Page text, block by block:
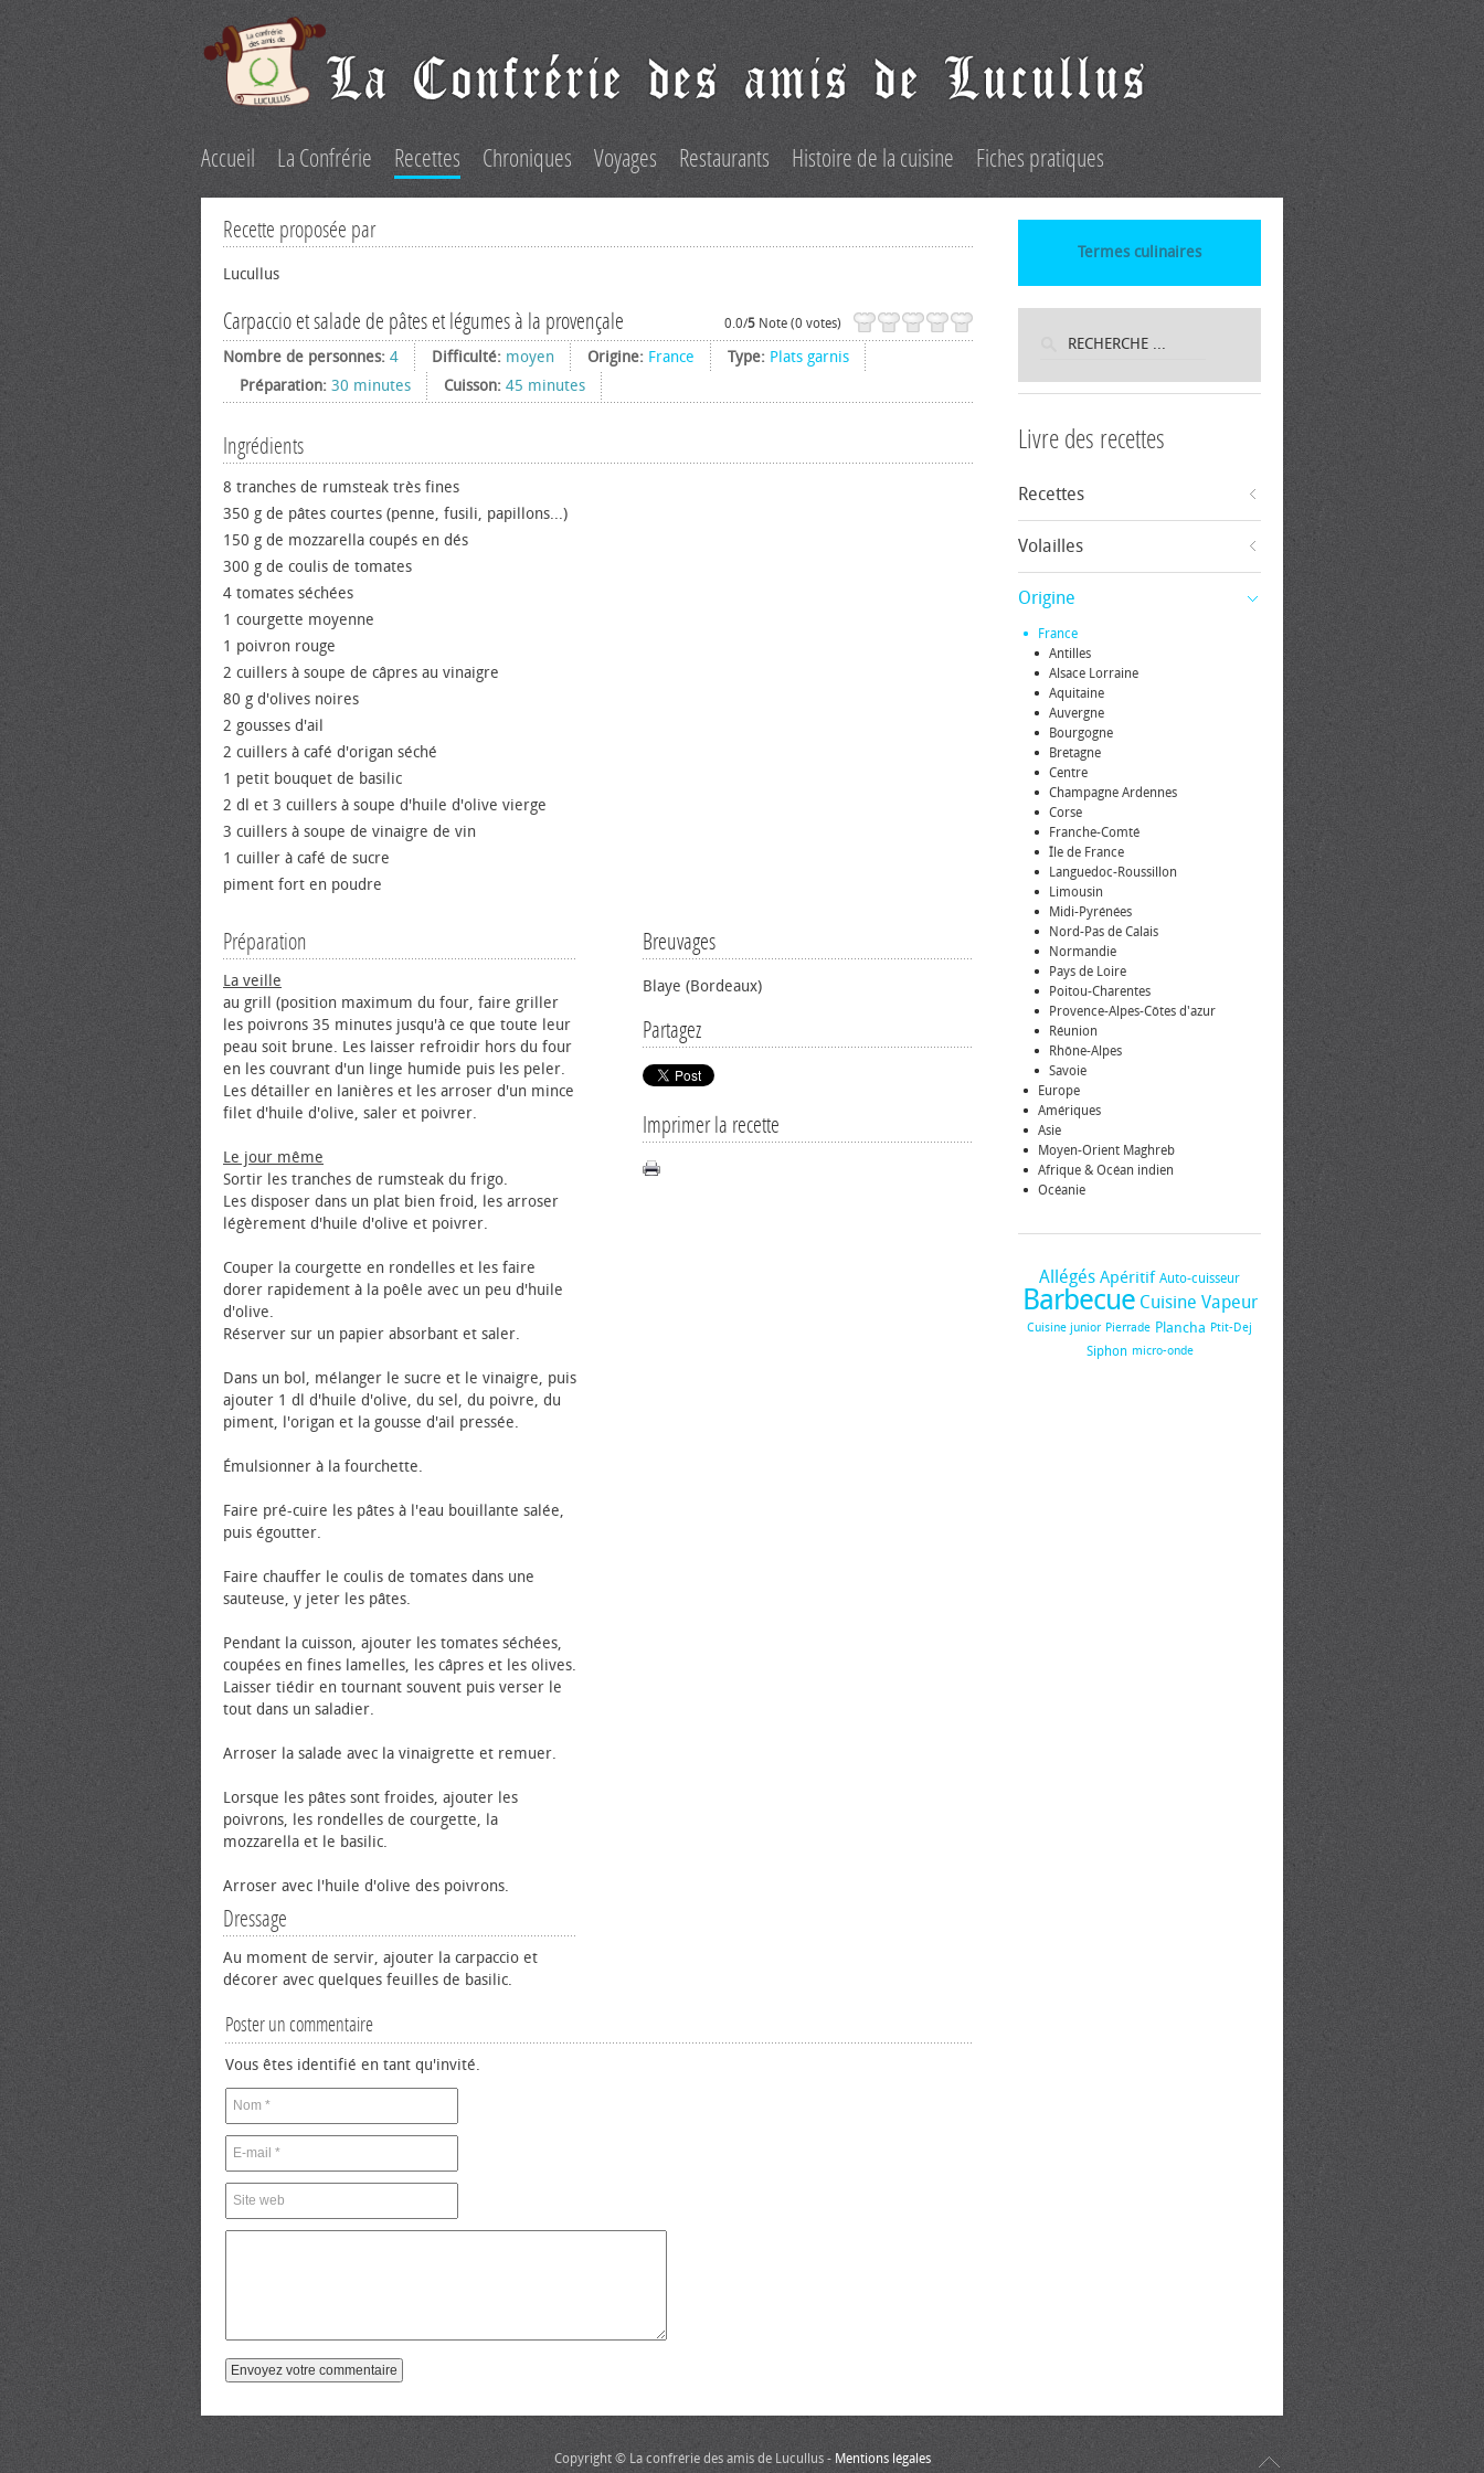
Accueil La Confrérie Recettes Chroniques Voyages Restaurants Histoire de la cuisine Fiches pratiques
Recette proposée par
Lucullus
Carpaccio et salade de pâtes et légumes à la provençale 0.0/5 Note (0 votes)
Nombre de personnes: 4 Difficulté: moyen Origine: France Type: Plats garnis
Préparation: 30 minutes Cuisson: 45 minutes
Ingrédients
8 tranches de rumsteak très fines
350 g de pâtes courtes (penne, fusili, papillons...)
150 g de mozzarella coupés en dés
300 g de coulis de tomates
4 tomates séchées
1 courgette moyenne
1 poivron rouge
2 cuillers à soupe de câpres au vinaigre
80 g d'olives noires
2 gousses d'ail
2 cuillers à café d'origan séché
1 petit bouquet de basilic
2 dl et 3 cuillers à soupe d'huile d'olive vierge
3 cuillers à soupe de vinaigre de vin
1 cuiller à café de sucre
piment fort en poudre
Breuvages
Blaye (Bordeaux)
Partagez
Imprimer la recette
Préparation
La veille
au grill (position maximum du four, faire griller
les poivrons 35 minutes jusqu'à ce que toute leur
peau soit brune. Les laisser refroidir hors du four
en les couvrant d'un linge humide puis les peler.
Les détailler en lanières et les arroser d'un mince
filet d'huile d'olive, saler et poivrer.
Le jour même
Sortir les tranches de rumsteak du frigo.
Les disposer dans un plat bien froid, les arroser
légèrement d'huile d'olive et poivrer.
Couper la courgette en rondelles et les faire
dorer rapidement à la poêle avec un peu d'huile
d'olive.
Réserver sur un papier absorbant et saler.
Dans un bol, mélanger le sucre et le vinaigre, puis
ajouter 1 dl d'huile d'olive, du sel, du poivre, du
piment, l'origan et la gousse d'ail pressée.
Émulsionner à la fourchette.
Faire pré-cuire les pâtes à l'eau bouillante salée,
puis égoutter.
Faire chauffer le coulis de tomates dans une
sauteuse, y jeter les pâtes.
Pendant la cuisson, ajouter les tomates séchées,
coupées en fines lamelles, les câpres et les olives.
Laisser tiédir en tournant souvent puis verser le
tout dans un saladier.
Arroser la salade avec la vinaigrette et remuer.
Lorsque les pâtes sont froides, ajouter les
poivrons, les rondelles de courgette, la
mozzarella et le basilic.
Arroser avec l'huile d'olive des poivrons.
Dressage
Au moment de servir, ajouter la carpaccio et
décorer avec quelques feuilles de basilic.
Poster un commentaire
Vous êtes identifié en tant qu'invité.
Termes culinaires
Livre des recettes
Recettes
Volailles
Origine
France
Antilles
Alsace Lorraine
Aquitaine
Auvergne
Bourgogne
Bretagne
Centre
Champagne Ardennes
Corse
Franche-Comté
Île de France
Languedoc-Roussillon
Limousin
Midi-Pyrénées
Nord-Pas de Calais
Normandie
Pays de Loire
Poitou-Charentes
Provence-Alpes-Côtes d'azur
Réunion
Rhône-Alpes
Savoie
Europe
Amériques
Asie
Moyen-Orient Maghreb
Afrique & Océan indien
Océanie
Allégés Apéritif Auto-cuisseur
Barbecue Cuisine Vapeur
Cuisine junior Pierrade Plancha Ptit-Dej
Siphon micro-onde
Copyright © La confrérie des amis de Lucullus - Mentions légales